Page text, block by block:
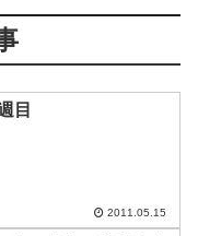
目
2011.05.15